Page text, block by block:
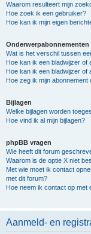
Waarom resulteert mijn
Hoe zoek ik een gebruiker?
Hoe kan ik mijn eigen
Wat is het verschil tussen
Hoe kan ik een bladwijzer of
Hoe kan ik een bladwijzer of
Hoe zeg ik mijn abonnement
Bijlagen
Welke bijlagen worden
Hoe vind ik al mijn bijlagen?
phpBB vragen
Wie heeft dit forum
Waarom is de optie X niet
Met wie moet ik contact
met dit forum?
Hoe neem ik contact op met
Aanmeld- en